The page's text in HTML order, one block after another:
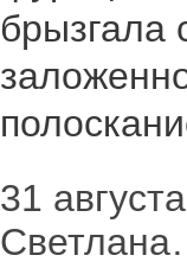
брызгала
31